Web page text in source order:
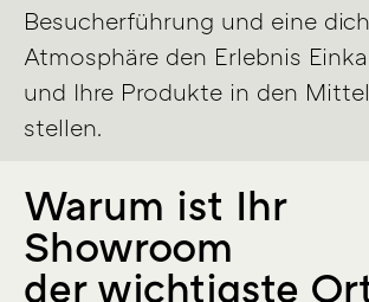
Besucherführung und eine
Atmosphäre den Erlebnis
und Ihre Produkte in den
stellen.
Warum ist Ihr
Showroom
der wichtigste